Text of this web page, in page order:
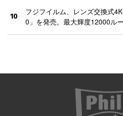
10
フジフイルム、レンズ交換式
0」を発売。最大輝度12000ル